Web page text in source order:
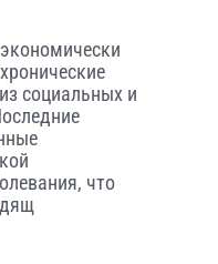
социальных и
что